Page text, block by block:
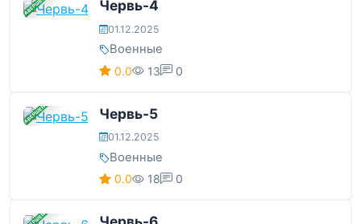
ЗАВЕРШЕНА Червь-4
01.12.2025
Военные
0.0 13 0
ЗАВЕРШЕНА Червь-5
01.12.2025
Военные
0.0 18 0